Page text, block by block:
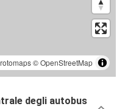
©OpenStreetMap
degli autobus